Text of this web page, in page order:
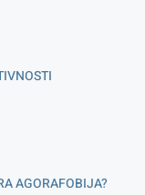
AGORAFOBIJA?